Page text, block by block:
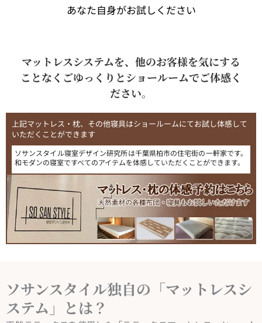
あなた自身がお試しください
マットレスシステムを、他のお客様を気にする
ことなくごゆっくりとショールームでご体感く
ださい。
上記マットレス・枕、その他寝具はショールームにてお試し体感して
いただくことができます
ソサンスタイル寝室デザイン研究所は千葉県柏市の住宅街の一軒家です。
和モダンの寝室ですべてのアイテムを体感していただくことができます。
ソサンスタイル独自の「マットレスシ
ステム」とは？